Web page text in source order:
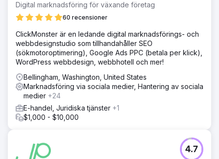
Digital marknadsföring för växande företag
60 recensioner
ClickMonster är en ledande digital marknadsförings- och
webbdesignstudio som tillhandahåller SEO
(sökmotoroptimering), Google Ads PPC (betala per klick),
WordPress webbdesign, webbhotell och mer!
Bellingham, Washington, United States
Marknadsföring via sociala medier, Hantering av sociala
medier +24
E-handel, Juridiska tjänster +1
$1,000 - $10,000
4.7